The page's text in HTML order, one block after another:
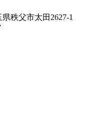
県秩父市太田2627-1